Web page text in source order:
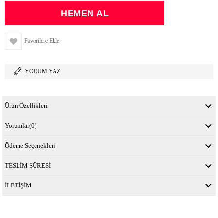
Favorilere Ekle
YORUM YAZ
Ürün Özellikleri
Yorumlar(0)
Ödeme Seçenekleri
TESLİM SÜRESİ
İLETİŞİM